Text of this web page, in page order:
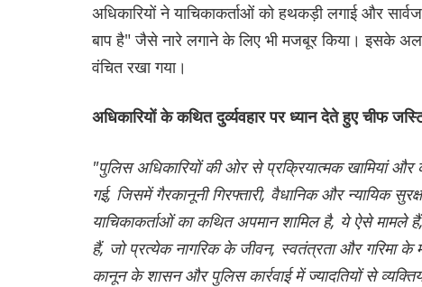
अधिकारियों ने याचिकाकर्ताओं को हथकड़ी लगाई और
बाप है" जैसे नारे लगाने के लिए भी मजबूर किया। इसके
वंचित रखा गया।
अधिकारियों के कथित दुर्व्यवहार पर ध्यान देते हुए चीफ
"पुलिस अधिकारियों की ओर से प्रक्रियात्मक खामियां और
गई, जिसमें गैरकानूनी गिरफ्तारी, वैधानिक और न्यायिक
याचिकाकर्ताओं का कथित अपमान शामिल है, ये ऐसे
हैं, जो प्रत्येक नागरिक के जीवन, स्वतंत्रता और गरिमा के
कानून के शासन और पुलिस कार्रवाई में ज्यादतियों से